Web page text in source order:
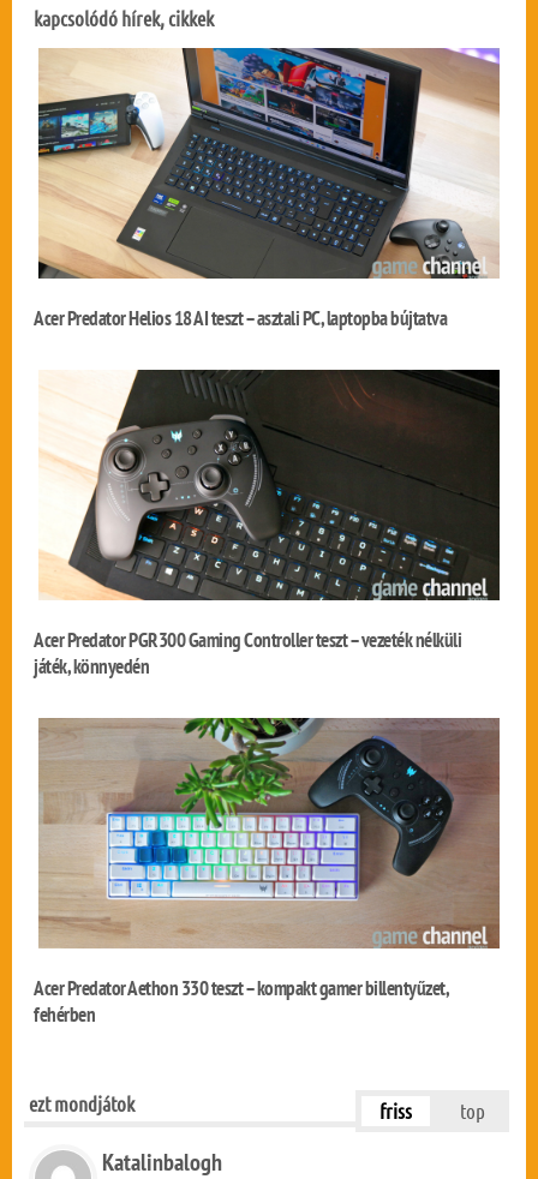
kapcsolódó hírek, cikkek
Acer Predator Helios 18 AI teszt – asztali PC, laptopba bújtatva
Acer Predator PGR300 Gaming Controller teszt – vezeték nélküli
játék, könnyedén
Acer Predator Aethon 330 teszt – kompakt gamer billentyűzet,
fehérben
ezt mondjátok friss top
Katalinbalogh